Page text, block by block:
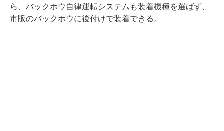
ら、バックホウ自律運転システムも装着機種を選ばず、
市販のバックホウに後付けで装着できる。